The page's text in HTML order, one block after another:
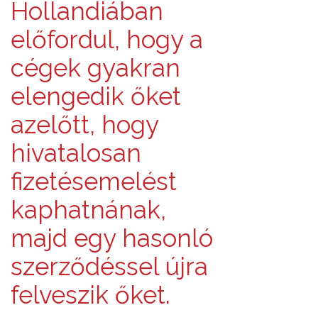
Hollandiában
előfordul, hogy a
cégek gyakran
elengedik őket
azelőtt, hogy
hivatalosan
fizetésemelést
kaphatnának,
majd egy hasonló
szerződéssel újra
felveszik őket.